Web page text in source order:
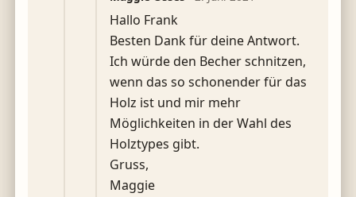
Hallo Frank
Besten Dank für deine Antwort.
Ich würde den Becher schnitzen,
wenn das so schonender für das
Holz ist und mir mehr
Möglichkeiten in der Wahl des
Holztypes gibt.
Gruss,
Maggie